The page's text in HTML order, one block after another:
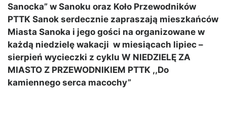
Sanocka” w Sanoku oraz Koło Przewodników
PTTK Sanok serdecznie zapraszają mieszkańców
Miasta Sanoka i jego gości na organizowane w
każdą niedzielę wakacji w miesiącach lipiec –
sierpień wycieczki z cyklu W NIEDZIELĘ ZA
MIASTO Z PRZEWODNIKIEM PTTK ,,Do
kamiennego serca macochy”